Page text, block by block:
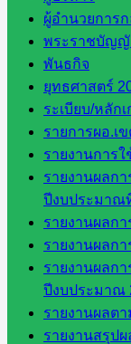
ผู้อำนวยการ
พระราชบัญญั
พันธกิจ
ยุทธศาสตร์
ระเบียบ/หลัก
รายการผอ.เ
รายงานการ
รายงานผลก
ปีงบประมาณ
รายงานผลก
รายงานผลก
รายงานผลก
ปีงบประมาณ
รายงานผลต
รายงานสรุป
นิเทศ
ศน.ชยา
ธิศ/
ศน.อัญชลี
ห้อง
นิเทศ
ดร.สราว
ดี เพ็งศรี
โคตร
เว็บไซต์
คณะ
กรรมการ
ก.ต.ป.น.
เว็บไซต์